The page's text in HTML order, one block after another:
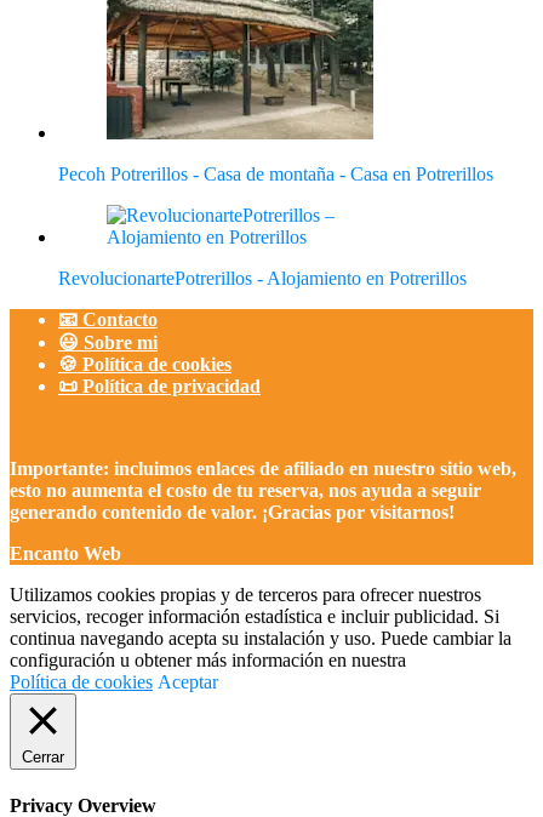
Pecoh Potrerillos - Casa de montaña - Casa en Potrerillos
RevolucionartePotrerillos - Alojamiento en Potrerillos
📧 Contacto
😃 Sobre mi
🍪 Política de cookies
📜 Política de privacidad
Importante: incluimos enlaces de afiliado en nuestro sitio web,
esto no aumenta el costo de tu reserva, nos ayuda a seguir
generando contenido de valor. ¡Gracias por visitarnos!
Encanto Web
Utilizamos cookies propias y de terceros para ofrecer nuestros
servicios, recoger información estadística e incluir publicidad. Si
continua navegando acepta su instalación y uso. Puede cambiar la
configuración u obtener más información en nuestra
Política de cookies Aceptar
Cerrar
Privacy Overview